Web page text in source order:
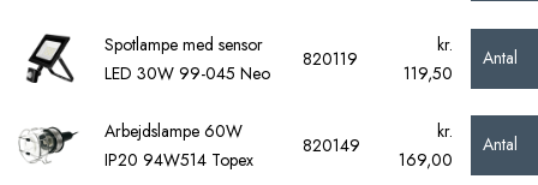
Spotlampe med sensor
LED 30W 99-045 Neo
820119
kr.
119,50
Antal
Arbejdslampe 60W
IP20 94W514 Topex
820149
kr.
169,00
Antal